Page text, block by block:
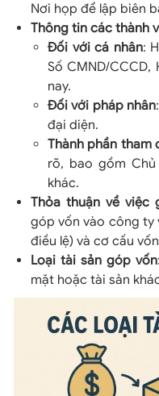
Nơi họp để lập biên
Thông tin các thành
Đối với cá nhân:
Số CMND/
nay.
Đối với pháp nhân
đại diện.
Thành phần tham
rõ, bao gồm
khác.
Thỏa thuận về việc
góp vốn vào công ty
điều lệ) và cơ cấu
Loại tài sản góp vốn
mặt hoặc tài sản